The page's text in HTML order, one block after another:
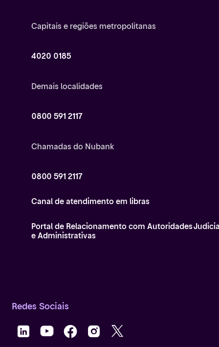
Caso tenha dúvidas ou precise de ajuda, o
semana – em qualquer fuso horário, garantindo mais
Capitais e regiões metropolitanas
4020 0185
Demais localidades
0800 591 2117
Chamadas do Nubank
0800 591 2117
Canal de atendimento em libras
Portal de Relacionamento com Autoridades
e Administrativas
Redes Sociais